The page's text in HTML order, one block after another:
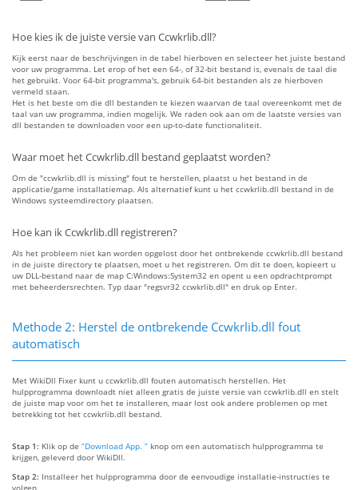
Hoe kies ik de juiste versie van Ccwkrlib.dll?
Kijk eerst naar de beschrijvingen in de tabel hierboven en selecteer het juiste bestand
voor uw programma. Let erop of het een 64-, of 32-bit bestand is, evenals de taal die
het gebruikt. Voor 64-bit programma's, gebruik 64-bit bestanden als ze hierboven
vermeld staan.
Het is het beste om die dll bestanden te kiezen waarvan de taal overeenkomt met de
taal van uw programma, indien mogelijk. We raden ook aan om de laatste versies van
dll bestanden te downloaden voor een up-to-date functionaliteit.
Waar moet het Ccwkrlib.dll bestand geplaatst worden?
Om de "ccwkrlib.dll is missing" fout te herstellen, plaatst u het bestand in de
applicatie/game installatiemap. Als alternatief kunt u het ccwkrlib.dll bestand in de
Windows systeemdirectory plaatsen.
Hoe kan ik Ccwkrlib.dll registreren?
Als het probleem niet kan worden opgelost door het ontbrekende ccwkrlib.dll bestand
in de juiste directory te plaatsen, moet u het registreren. Om dit te doen, kopieert u
uw DLL-bestand naar de map C:Windows:System32 en opent u een opdrachtprompt
met beheerdersrechten. Typ daar "regsvr32 ccwkrlib.dll" en druk op Enter.
Methode 2: Herstel de ontbrekende Ccwkrlib.dll fout
automatisch
Met WikiDll Fixer kunt u ccwkrlib.dll fouten automatisch herstellen. Het
hulpprogramma downloadt niet alleen gratis de juiste versie van ccwkrlib.dll en stelt
de juiste map voor om het te installeren, maar lost ook andere problemen op met
betrekking tot het ccwkrlib.dll bestand.
Stap 1: Klik op de “Download App. ” knop om een automatisch hulpprogramma te
krijgen, geleverd door WikiDll.
Stap 2: Installeer het hulpprogramma door de eenvoudige installatie-instructies te
volgen.